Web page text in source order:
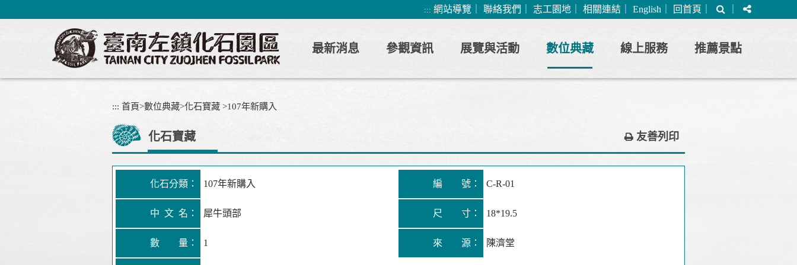
到
區
::: 網站導覽 聯絡我們 志工園地 相關連結 English 回首頁
尋
分
享
最新消息 參觀資訊 展覽與活動 數位典藏 線上服務 推薦景點
::: 首頁>數位典藏>化石寶藏 >107年新購入
化石寶藏 友善列印
化石分類： 107年新購入 編 號： C-R-01
中 文 名： 犀牛頭部 尺 寸： 18*19.5
數 量： 1 來 源： 陳濟堂